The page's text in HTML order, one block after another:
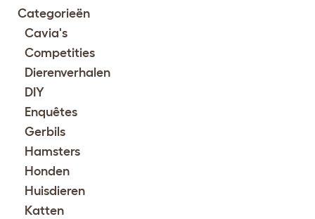
Categorieën
Cavia's
Competities
Dierenverhalen
DIY
Enquêtes
Gerbils
Hamsters
Honden
Huisdieren
Katten